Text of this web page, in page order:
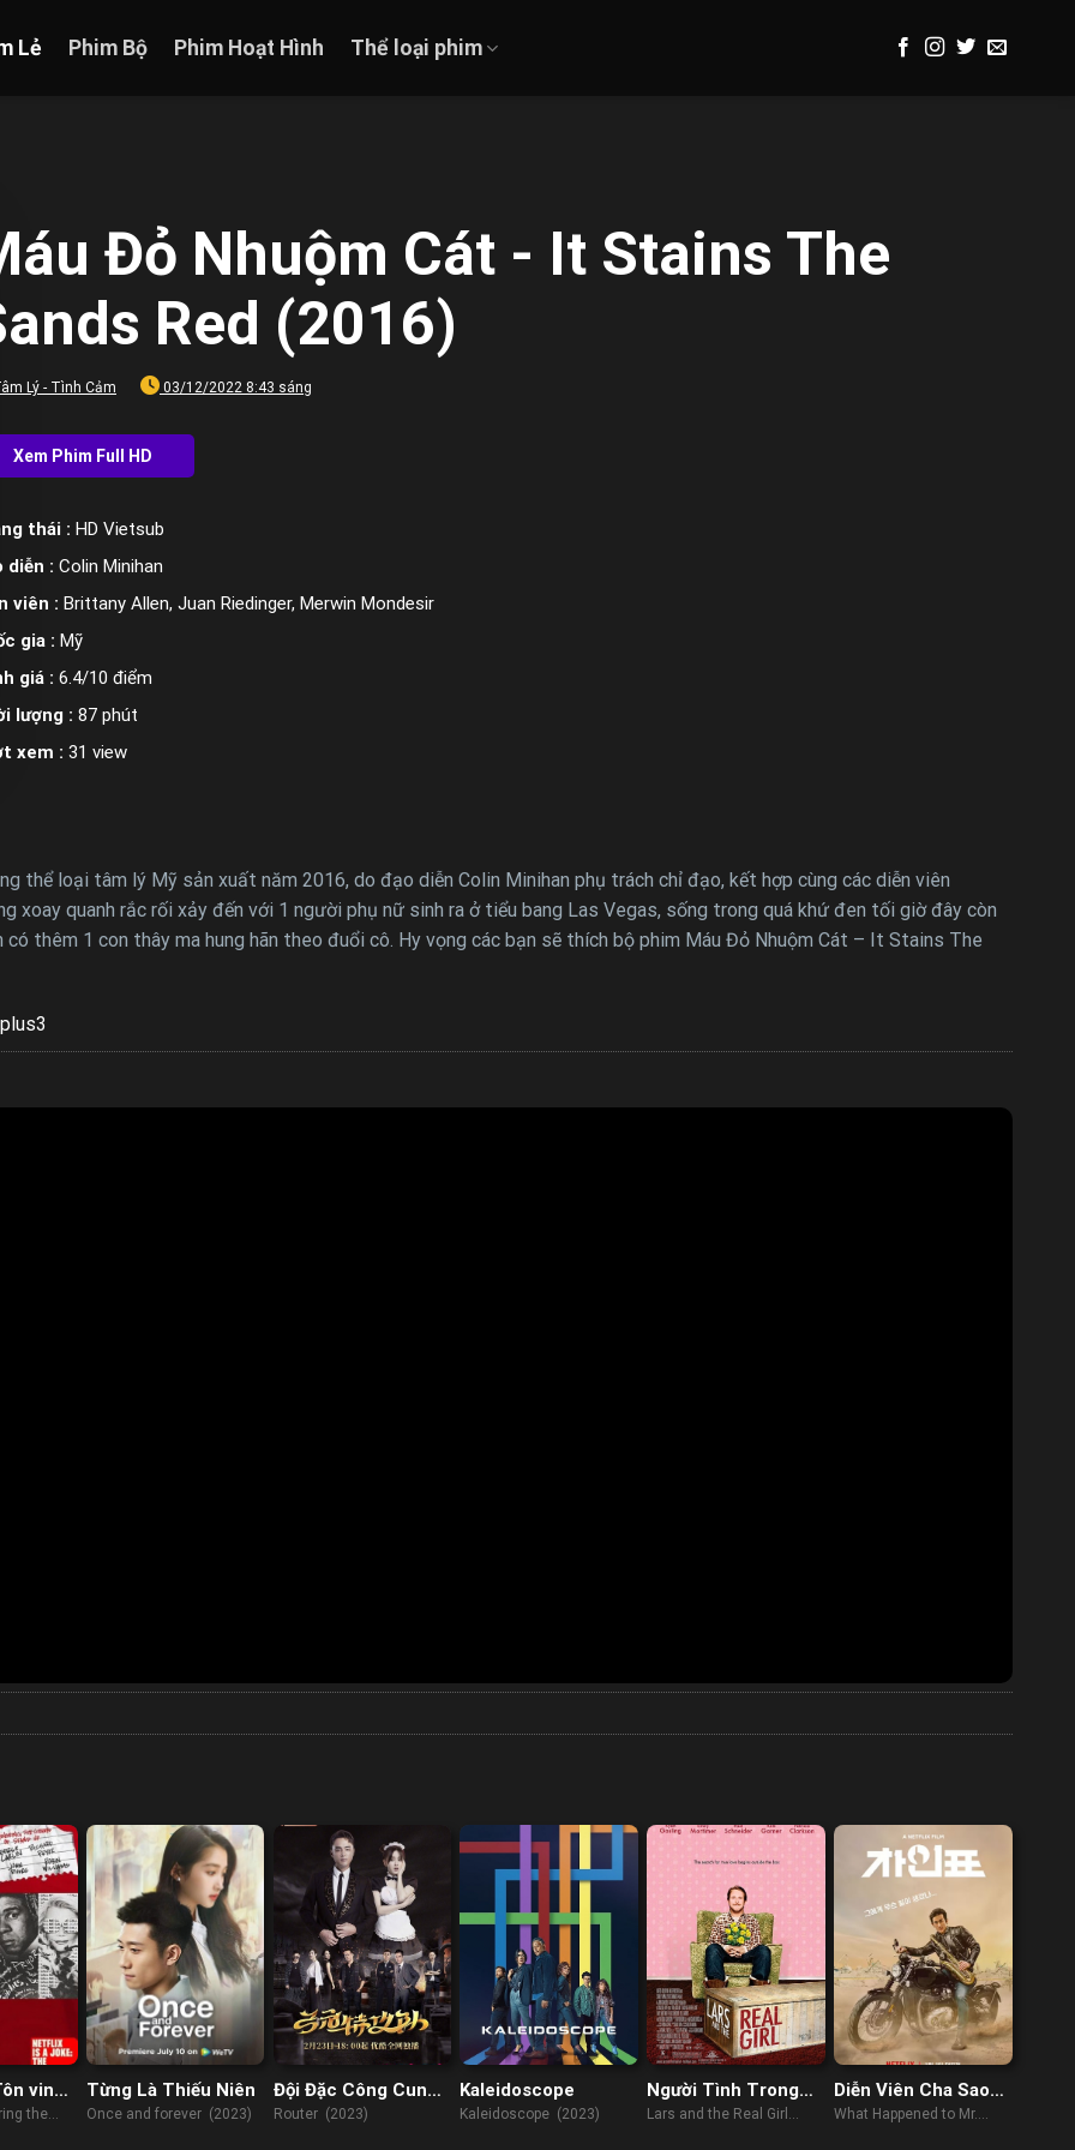
Lẻ Phim Bộ Phim Hoạt Hình Thể loại phim
Đỏ Nhuộm Cát - It Stains The
Red (2016)
Lý - Tình Cảm 03/12/2022 8:43 sáng
thái : HD Vietsub
diễn : Colin Minihan
viên : Brittany Allen, Juan Riedinger, Merwin Mondesir
gia : Mỹ
giá : 6.4/10 điểm
lượng : 87 phút
xem : 31 view
thể loại tâm lý Mỹ sản xuất năm 2016, do đạo diễn Colin Minihan phụ trách chỉ đạo, kết hợp cùng các diễn viên
xoay quanh rắc rối xảy đến với 1 người phụ nữ sinh ra ở tiểu bang Las Vegas, sống trong quá khứ đen tối giờ đây còn
thêm 1 con thây ma hung hãn theo đuổi cô. Hy vọng các bạn sẽ thích bộ phim Máu Đỏ Nhuộm Cát – It Stains The
vinh
the
Từng Là Thiếu Niên
Once and forever (2023)
Đội Đặc Công Cung
Nguyên
Router (2023)
Kaleidoscope
Kaleidoscope (2023)
Người Tình Trong
Mộng
Lars and the Real Girl
Diễn Viên Cha Sao
Vậy?
What Happened to Mr.